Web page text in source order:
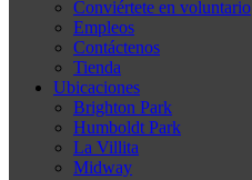
Conviértete en voluntario
Empleos
Contáctenos
Tienda
Ubicaciones
Brighton Park
Humboldt Park
La Villita
Midway